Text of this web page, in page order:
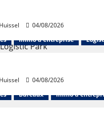
04/08/2026
Immo d'entreprise
04/08/2026
Bureaux Immo